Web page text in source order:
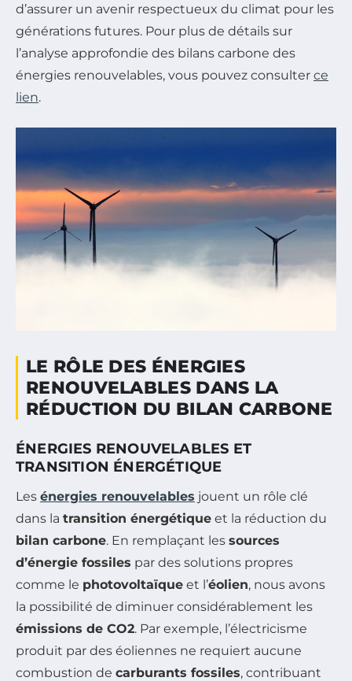
d’assurer un avenir respectueux du climat pour les
générations futures. Pour plus de détails sur
l’analyse approfondie des bilans carbone des
énergies renouvelables, vous pouvez consulter ce
lien.
LE RÔLE DES ÉNERGIES
RENOUVELABLES DANS LA
RÉDUCTION DU BILAN CARBONE
ÉNERGIES RENOUVELABLES ET
TRANSITION ÉNERGÉTIQUE
Les énergies renouvelables jouent un rôle clé
dans la transition énergétique et la réduction du
bilan carbone. En remplaçant les sources
d’énergie fossiles par des solutions propres
comme le photovoltaïque et l’éolien, nous avons
la possibilité de diminuer considérablement les
émissions de CO2. Par exemple, l’électricisme
produit par des éoliennes ne requiert aucune
combustion de carburants fossiles, contribuant